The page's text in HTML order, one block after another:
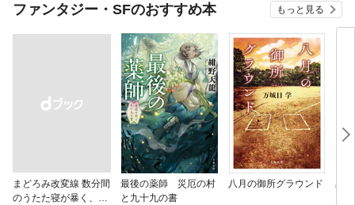
ファンタジー・SFのおすすめ本 もっと見る
まどろみ改変線 数分間
のうたた寝が暴く、18
最後の薬師 災厄の村
と九十九の書
八月の御所グラウンド 黒